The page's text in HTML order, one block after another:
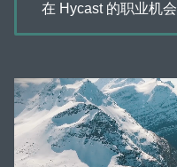
在 Hycast 的职业机会